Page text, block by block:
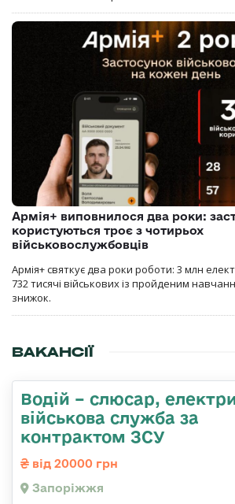
Армія+ виповнилося два роки:
користуються троє з чотирьох
військовослужбовців
Армія+ святкує два роки роботи: 3 млн
732 тисячі військових із пройденим
знижок.
ВАКАНСІЇ
Водій – слюсар,
військова служба за
контрактом ЗСУ
від 20000 грн
Запоріжжя